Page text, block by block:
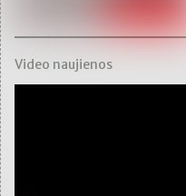
Video naujienos